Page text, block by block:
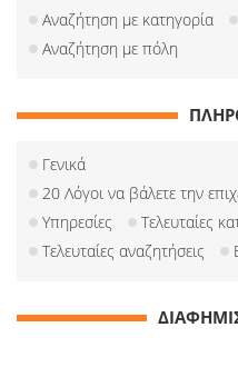
Αναζήτηση με κατηγορία
Αναζήτηση με πόλη
Γενικά
20 Λόγοι να βάλετε την
Υπηρεσίες
Τελευταίες
Τελευταίες αναζητήσεις